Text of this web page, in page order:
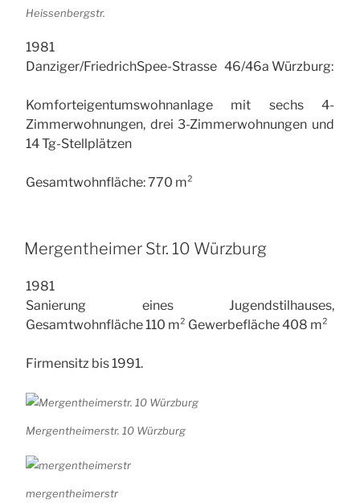
Heissenbergstr.
1981
Danziger/Friedrich­Spee-Strasse 46/46a Würzburg:
Komforteigentumswohnanlage mit sechs 4-
Zimmerwohnungen, drei 3-Zimmerwohnungen und
14 Tg-Stellplätzen
Gesamtwohnfläche: 770 m²
Mergentheimer Str. 10 Würzburg
1981
Sanierung eines Jugendstilhauses,
Gesamtwohnfläche 110 m² Gewerbefläche 408 m²
Firmensitz bis 1991.
Mergentheimerstr. 10 Würzburg
mergentheimerstr